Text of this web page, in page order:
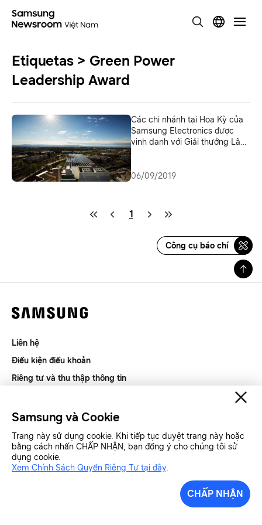
Etiquetas > Green Power
Leadership Award
Các chi nhánh tại Hoa Kỳ của
Samsung Electronics được
vinh danh với Giải thưởng Lãnh
06/09/2019
1
Công cụ báo chí
Liên hệ
Điều kiện điều khoản
Riêng tư và thu thập thông tin
Samsung Việt Nam Samsung Xin chào
Samsung và Cookie
Trang này sử dụng cookie. Khi tiếp tục duyệt trang này hoặc
bằng cách nhấn CHẤP NHẬN, bạn đồng ý cho chúng tôi sử
dụng cookie.
Xem Chính Sách Quyền Riêng Tư tại đây.
CHẤP NHẬN